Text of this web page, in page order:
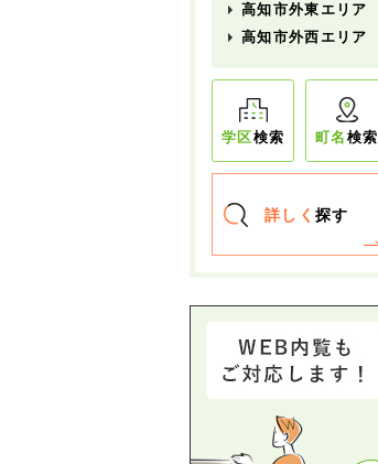
高知市外東エリア
高知市外西エリア
学区検索 町名 検索
詳しく 探す